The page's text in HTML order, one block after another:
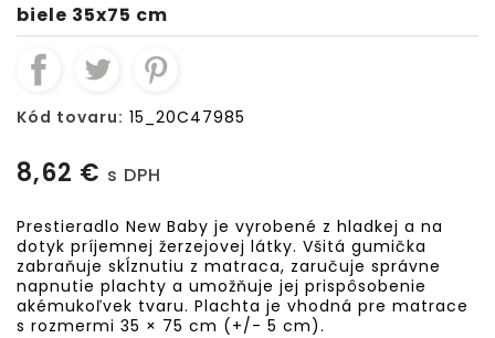
biele 35x75 cm
Kód tovaru: 15_20C47985
8,62 € s DPH
Prestieradlo New Baby je vyrobené z hladkej a na
dotyk príjemnej žerzejovej látky. Všitá gumička
zabraňuje skĺznutiu z matraca, zaručuje správne
napnutie plachty a umožňuje jej prispôsobenie
akémukoľvek tvaru. Plachta je vhodná pre matrace
s rozmermi 35 × 75 cm (+/- 5 cm).